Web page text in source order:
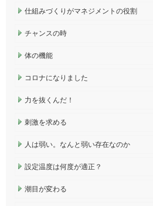
仕組みづくりがマネジメントの役割
チャンスの時
体の機能
コロナになりました
力を抜くんだ！
刺激を求める
人は弱い。なんと弱い存在なのか
設定温度は何度が適正？
潮目が変わる